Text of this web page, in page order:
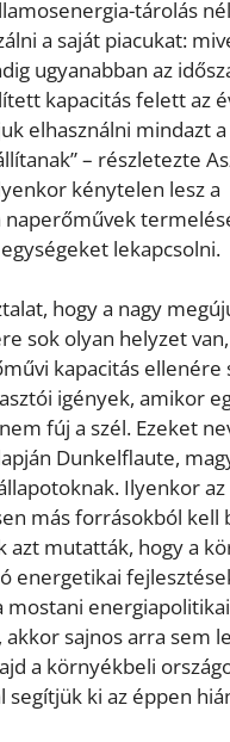
tárolás
a saját piacukat:
ugyanabban az
kapacitás felett az
elhasználni mindazt
– részletezte
kénytelen lesz a
naperőművek
lekapcsolni.
hogy a nagy
sok olyan helyzet
kapacitás ellenére
igények, amikor
fúj a szél. Ezeket
Dunkelflaute,
Ilyenkor az
más forrásokból kell
azt mutatták, hogy a
energetikai
mostani
akkor sajnos arra sem
a környékbeli
ki az éppen